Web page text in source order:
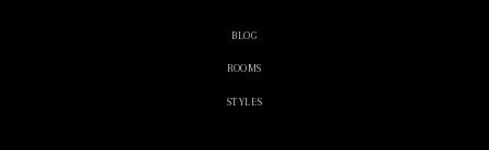
BLOG
ROOMS
STYLES